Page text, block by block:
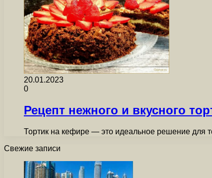
20.01.2023
0
Рецепт нежного и вкусного
Тортик на кефире — это идеальное решение для
Свежие записи